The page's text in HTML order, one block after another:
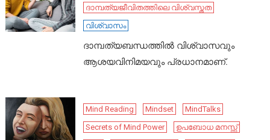
ദാമ്പത്യജീവിതത്തിലെ വിശ്വസ്തത
വിശ്വാസം
ദാമ്പത്യബന്ധത്തിൽ വിശ്വാസവും
ആശയവിനിമയവും പ്രധാനമാണ്.
Mind Reading Mindset
MindTalks
Secrets of Mind Power
ഉപബോധ മനസ്സ്